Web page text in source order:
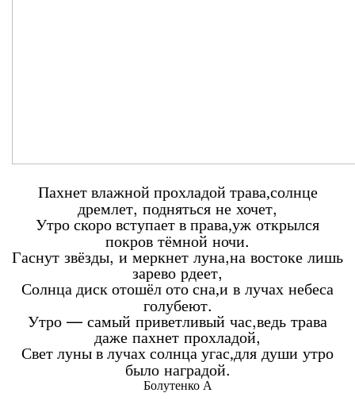
Пахнет влажной прохладой трава,солнце
дремлет, подняться не хочет,
Утро скоро вступает в права,уж открылся
покров тёмной ночи.
Гаснут звёзды, и меркнет луна,на востоке лишь
зарево рдеет,
Солнца диск отошёл ото сна,и в лучах небеса
голубеют.
Утро — самый приветливый час,ведь трава
даже пахнет прохладой,
Свет луны в лучах солнца угас,для души утро
было наградой.
Болутенко А